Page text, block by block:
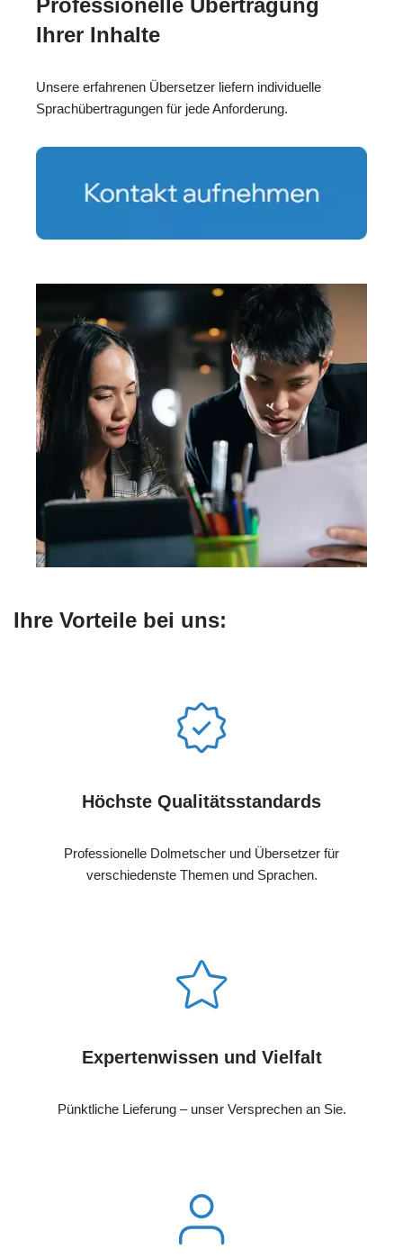
Ihrer Inhalte
Unsere erfahrenen Übersetzer liefern individuelle
Sprachübertragungen für jede Anforderung.
Ihre Vorteile bei uns:
Höchste Qualitätsstandards
Professionelle Dolmetscher und Übersetzer für
verschiedenste Themen und Sprachen.
Expertenwissen und Vielfalt
Pünktliche Lieferung – unser Versprechen an Sie.